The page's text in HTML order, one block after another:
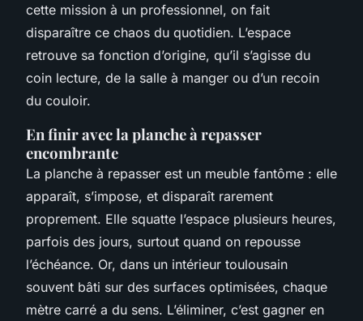
cette mission à un professionnel, on fait
disparaître ce chaos du quotidien. L’espace
retrouve sa fonction d’origine, qu’il s’agisse du
coin lecture, de la salle à manger ou d’un recoin
du couloir.
En finir avec la planche à repasser
encombrante
La planche à repasser est un meuble fantôme : elle
apparaît, s’impose, et disparaît rarement
proprement. Elle squatte l’espace plusieurs heures,
parfois des jours, surtout quand on repousse
l’échéance. Or, dans un intérieur toulousain
souvent bâti sur des surfaces optimisées, chaque
mètre carré a du sens. L’éliminer, c’est gagner en